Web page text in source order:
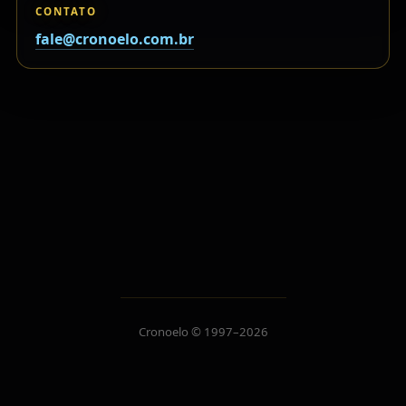
CONTATO
fale@cronoelo.com.br
Cronoelo © 1997–2026